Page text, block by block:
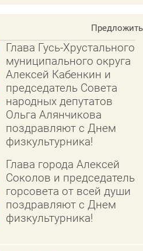
Предложить
Глава Гусь-Хрустального
муниципального округа
Алексей Кабенкин и
председатель Совета
народных депутатов
Ольга Алянчикова
поздравляют с Днем
физкультурника!
Глава города Алексей
Соколов и председатель
горсовета от всей души
поздравляют с Днем
физкультурника!